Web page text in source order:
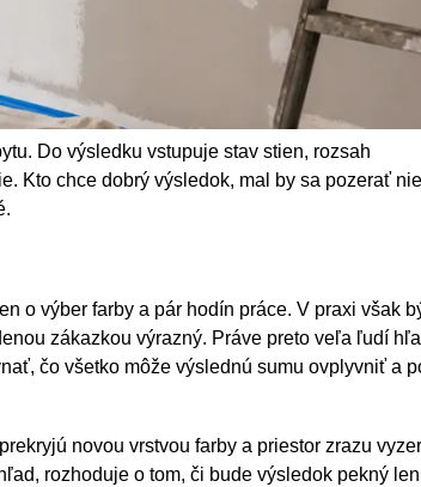
Do výsledku vstupuje stav stien, rozsah
Kto chce dobrý výsledok, mal by sa pozerať
o výber farby a pár hodín práce. V praxi však
zákazkou výrazný. Práve preto veľa ľudí
čo všetko môže výslednú sumu ovplyvniť a
novou vrstvou farby a priestor zrazu
rozhoduje o tom, či bude výsledok pekný